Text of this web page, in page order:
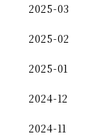
2025-03
2025-02
2025-01
2024-12
2024-11